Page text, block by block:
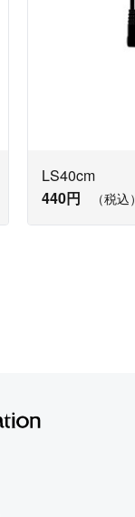
LS40cm
440円
（税込）